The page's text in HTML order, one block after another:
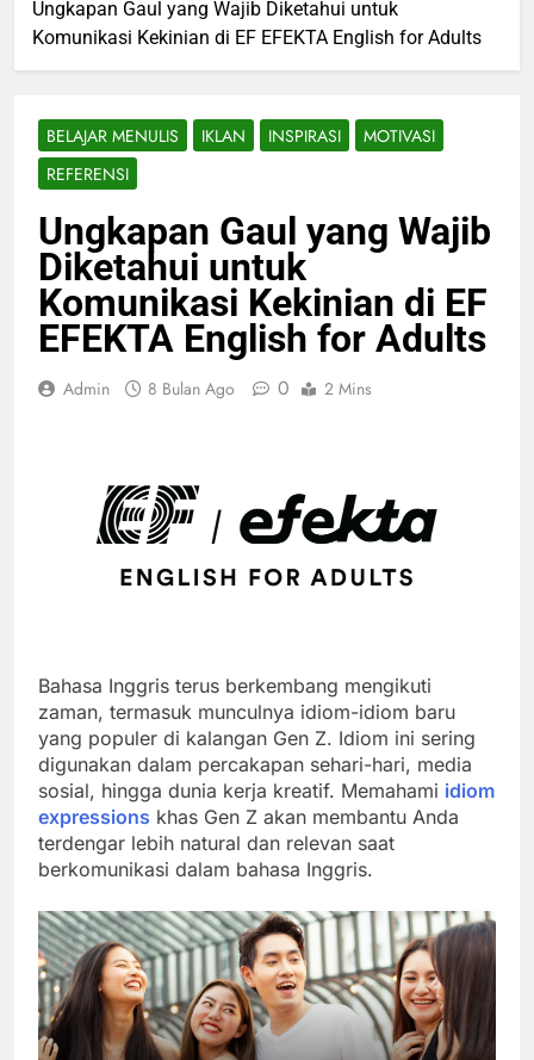
Ungkapan Gaul yang Wajib Diketahui untuk
Komunikasi Kekinian di EF EFEKTA English for Adults
BELAJAR MENULIS IKLAN INSPIRASI
MOTIVASI
REFERENSI
Ungkapan Gaul yang Wajib
Diketahui untuk
Komunikasi Kekinian di EF
EFEKTA English for Adults
Admin 8 Bulan Ago 0 2 Mins
Bahasa Inggris terus berkembang mengikuti
zaman, termasuk munculnya idiom-idiom baru
yang populer di kalangan Gen Z. Idiom ini sering
digunakan dalam percakapan sehari-hari, media
sosial, hingga dunia kerja kreatif. Memahami idiom
expressions khas Gen Z akan membantu Anda
terdengar lebih natural dan relevan saat
berkomunikasi dalam bahasa Inggris.